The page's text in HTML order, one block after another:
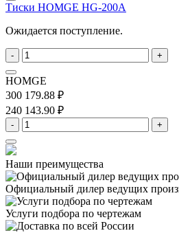
Тиски HOMGE HG-200A
Ожидается поступление.
- +
HOMGE
300 179.88 ₽
240 143.90 ₽
- +
Наши преимущества
Официальный дилер ведущих
Услуги подбора по чертежам